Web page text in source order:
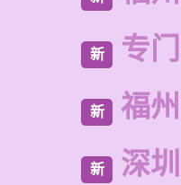
新 专
新 福
新 深